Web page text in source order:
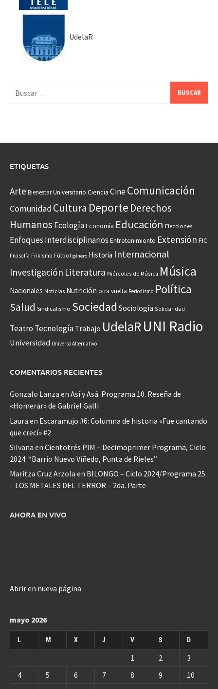
UdelaR
ETIQUETAS
Arte Bienestar Universitario Ciencia CineComunicación
Comunidad Cultura Deporte Derechos
Humanos EcologíaEconomía Educación Elecciones
Enfoques Interdisciplinarios Entretenimiento Extensión FIC
Filosofía Frikismo Fútbol género Historia Internacional
Investigación Literatura Miércoles de Música Música
Nacionales Noticias Nutrición otra vuelta Periodismo Política
Salud Sindicalismo Sociedad Sociología Solidaridad
Teatro Tecnología Trabajo UdelaRUNI Radio
Universidad Universo Alternativo
COMENTARIOS RECIENTES
Gonzalo Lanza en Así y Asá. Programa 10. Reseña de
«Homerar» de Gabriel Galli
Laura en Escaramujo #6: Columna de historia «Fue cantando
que crecí» #2
Silvana en Cientotrés PIM – Decimoprimer Programa, Ciclo
2024: “Barrio Nuevo Viñedo, Punta de Rieles”
Maritza Cruz Arzola en BILONGO – Ciclo 2024/Programa 25
– LOS METALES DEL TERROR – 2da. Parte
AHORA EN VIVO
Abrir en nueva página
mayo 2026
L M X J V S D
1 2
3
4
5 6 7 8 9
10